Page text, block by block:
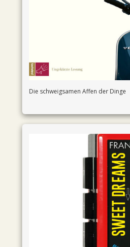
Die schweigsamen Affen der Dinge